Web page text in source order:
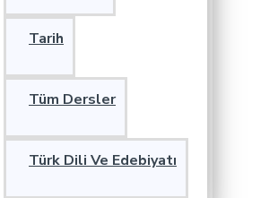
Tarih
Tüm Dersler
Türk Dili Ve Edebiyatı